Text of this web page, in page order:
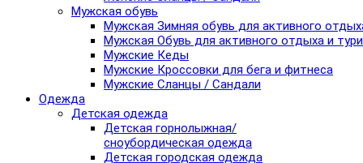
Мужская обувь
Мужская Зимняя обувь для активного
Мужская Обувь для активного отдыха и
Мужские Кеды
Мужские Кроссовки для бега и фитнеса
Мужские Сланцы / Сандали
Одежда
Детская одежда
Детская горнолыжная/
сноубордическая одежда
Детская городская одежда